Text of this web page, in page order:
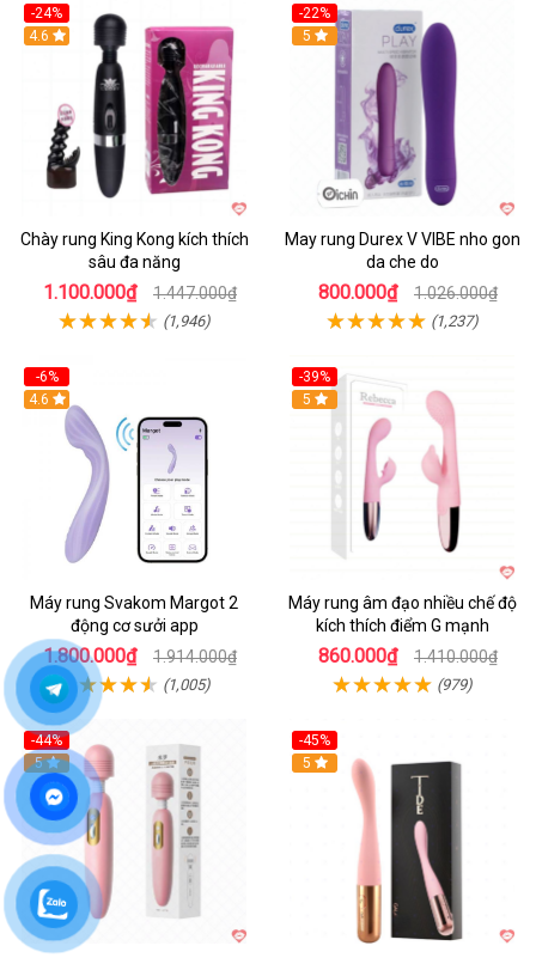
-24%
4.6
Chày rung King Kong kích thích
sâu đa năng
1.100.000₫ 1.447.000₫
(1,946)
-22%
Hot
5
May rung Durex V VIBE nho gon
da che do
800.000₫ 1.026.000₫
(1,237)
-6%
4.6
Máy rung Svakom Margot 2
động cơ sưởi app
1.800.000₫ 1.914.000₫
(1,005)
-39%
Hot
5
Máy rung âm đạo nhiều chế độ
kích thích điểm G mạnh
860.000₫ 1.410.000₫
(979)
-44%
Hot
5
-45%
Hot
5